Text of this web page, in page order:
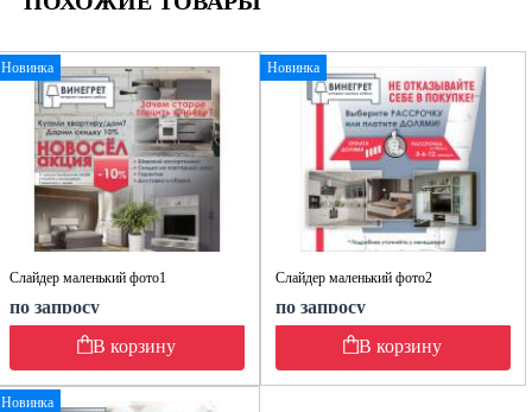
Новинка
Слайдер маленький фото1
по запросу
В корзину
Новинка
Слайдер маленький фото2
по запросу
В корзину
Новинка